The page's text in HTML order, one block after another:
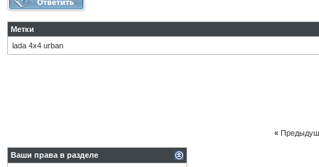
Метки
lada 4x4 urban
«
Ваши права в разделе